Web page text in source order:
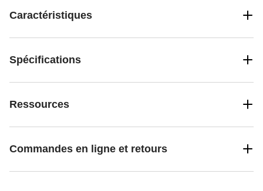
Caractéristiques
Spécifications
Ressources
Commandes en ligne et retours